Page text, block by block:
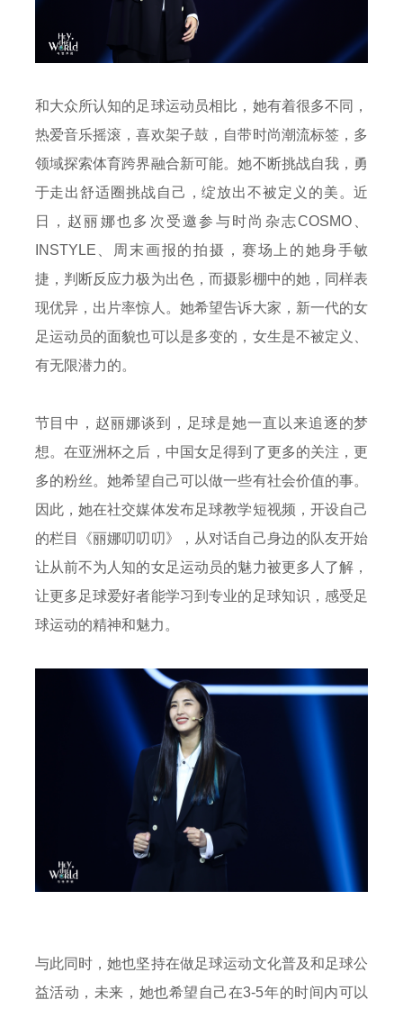
和大众所认知的足球运动员相比，她有着很多不同，
热爱音乐摇滚，喜欢架子鼓，自带时尚潮流标签，多
领域探索体育跨界融合新可能。她不断挑战自我，勇
于走出舒适圈挑战自己，绽放出不被定义的美。近
日，赵丽娜也多次受邀参与时尚杂志COSMO、
INSTYLE、周末画报的拍摄，赛场上的她身手敏
捷，判断反应力极为出色，而摄影棚中的她，同样表
现优异，出片率惊人。她希望告诉大家，新一代的女
足运动员的面貌也可以是多变的，女生是不被定义、
有无限潜力的。
节目中，赵丽娜谈到，足球是她一直以来追逐的梦
想。在亚洲杯之后，中国女足得到了更多的关注，更
多的粉丝。她希望自己可以做一些有社会价值的事。
因此，她在社交媒体发布足球教学短视频，开设自己
的栏目《丽娜叨叨叨》，从对话自己身边的队友开始
让从前不为人知的女足运动员的魅力被更多人了解，
让更多足球爱好者能学习到专业的足球知识，感受足
球运动的精神和魅力。
与此同时，她也坚持在做足球运动文化普及和足球公
益活动，未来，她也希望自己在3-5年的时间内可以